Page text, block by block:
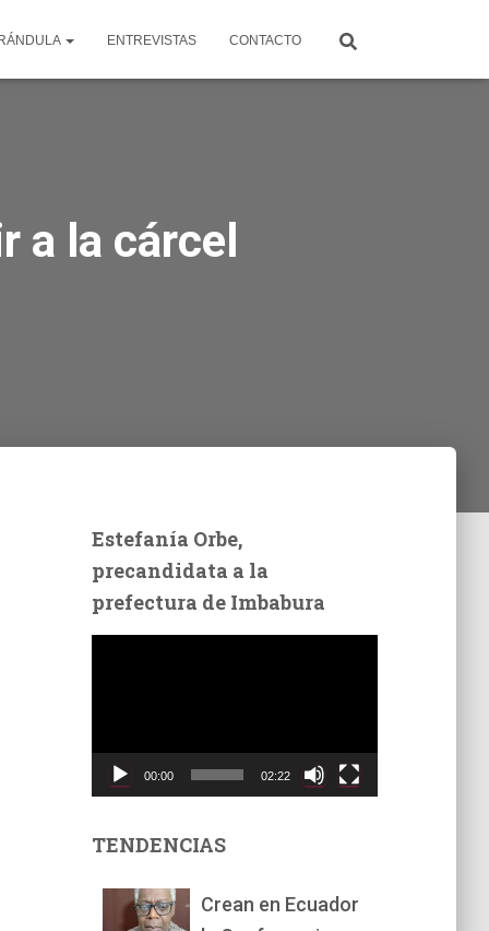
ENTREVISTAS CONTACTO
a la cárcel
Estefanía Orbe,
precandidata a la
prefectura de Imbabura
t
00:00 02:22
TENDENCIAS
Crean en Ecuador